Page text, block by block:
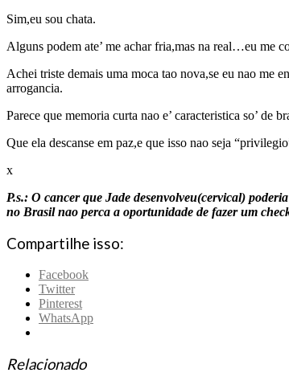
Sim,eu sou chata.
Alguns podem ate’ me achar fria,mas na real…eu me
Achei triste demais uma moca tao nova,se eu nao me
arrogancia.
Parece que memoria curta nao e’ caracteristica so’ de
Que ela descanse em paz,e que isso nao seja
x
P.s.: O cancer que Jade desenvolveu(cervical)
no Brasil nao perca a oportunidade de fazer um
Compartilhe isso:
Facebook
Twitter
Pinterest
WhatsApp
Relacionado